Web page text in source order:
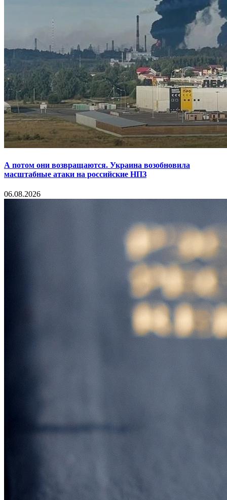
А потом они возвращаются. Украина возобновила
масштабные атаки на российские НПЗ
06.08.2026